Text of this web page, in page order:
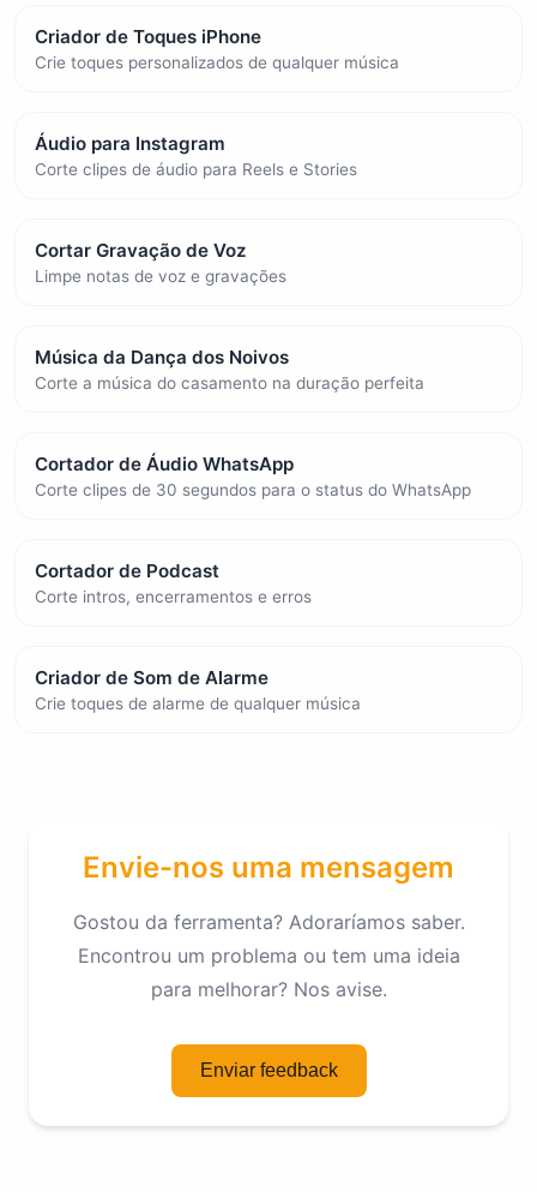
Criador de Toques iPhone
Crie toques personalizados de qualquer música
Áudio para Instagram
Corte clipes de áudio para Reels e Stories
Cortar Gravação de Voz
Limpe notas de voz e gravações
Música da Dança dos Noivos
Corte a música do casamento na duração perfeita
Cortador de Áudio WhatsApp
Corte clipes de 30 segundos para o status do WhatsApp
Cortador de Podcast
Corte intros, encerramentos e erros
Criador de Som de Alarme
Crie toques de alarme de qualquer música
Envie-nos uma mensagem
Gostou da ferramenta? Adoraríamos saber.
Encontrou um problema ou tem uma ideia
para melhorar? Nos avise.
Enviar feedback